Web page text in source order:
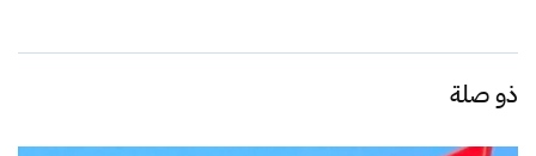
ذو صلة